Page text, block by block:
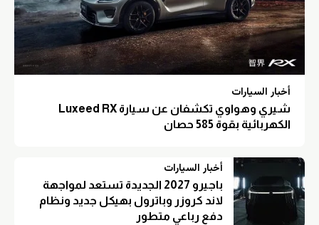
أخبار السيارات
شيري وهواوي تكشفان عن سيارة Luxeed RX
الكهربائية بقوة 585 حصان
أخبار السيارات
باجيرو 2027 الجديدة تستعد لمواجهة
لاند كروزر وباترول بهيكل جديد ونظام
دفع رباعي متطور